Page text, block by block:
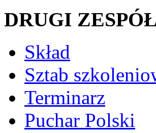
DRUGI ZESPÓŁ
Skład
Sztab
Terminarz
Puchar Polski